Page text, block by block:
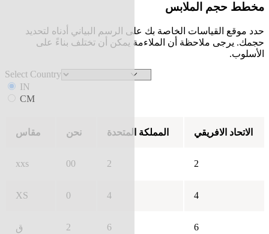
مخطط حجم الملابس
حدد موقع القياسات الخاصة بك على الرسم البياني أدناه لتحديد
حجمك. يرجى ملاحظة أن الملاءمة يمكن أن تختلف بناءً على
الأسلوب.
Select Country
IN
CM
مقاس نحن المملكة المتحدة الاتحاد الافريقي
xxs 00 2 2
XS 0 4 4
ق 2 6 6